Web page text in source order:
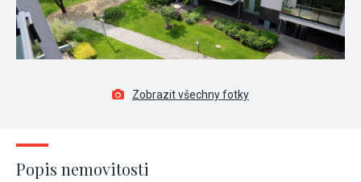
Zobrazit všechny fotky
Popis nemovitosti